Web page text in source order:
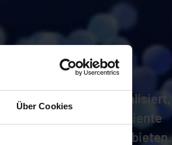
Über Cookies
ist darauf spezialisiert,
und hocheffiziente
Services anzubieten.